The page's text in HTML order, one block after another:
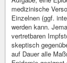
medizinische
Einzelnen (ggf.
werden kann.
vertretbaren
skeptisch
auf Dauer alle